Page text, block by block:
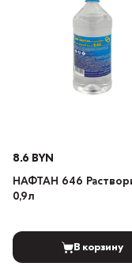
8.6 BYN
НАФТАН 646
0,9л
В корзину